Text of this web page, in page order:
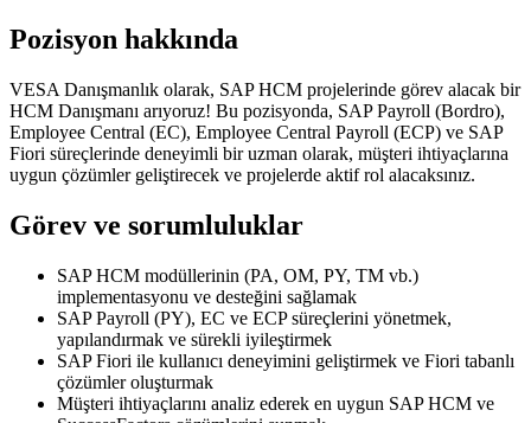
Pozisyon hakkında
VESA Danışmanlık olarak, SAP HCM projelerinde görev alacak bir
HCM Danışmanı arıyoruz! Bu pozisyonda, SAP Payroll (Bordro),
Employee Central (EC), Employee Central Payroll (ECP) ve SAP
Fiori süreçlerinde deneyimli bir uzman olarak, müşteri ihtiyaçlarına
uygun çözümler geliştirecek ve projelerde aktif rol alacaksınız.
Görev ve sorumluluklar
SAP HCM modüllerinin (PA, OM, PY, TM vb.)
implementasyonu ve desteğini sağlamak
SAP Payroll (PY), EC ve ECP süreçlerini yönetmek,
yapılandırmak ve sürekli iyileştirmek
SAP Fiori ile kullanıcı deneyimini geliştirmek ve Fiori tabanlı
çözümler oluşturmak
Müşteri ihtiyaçlarını analiz ederek en uygun SAP HCM ve